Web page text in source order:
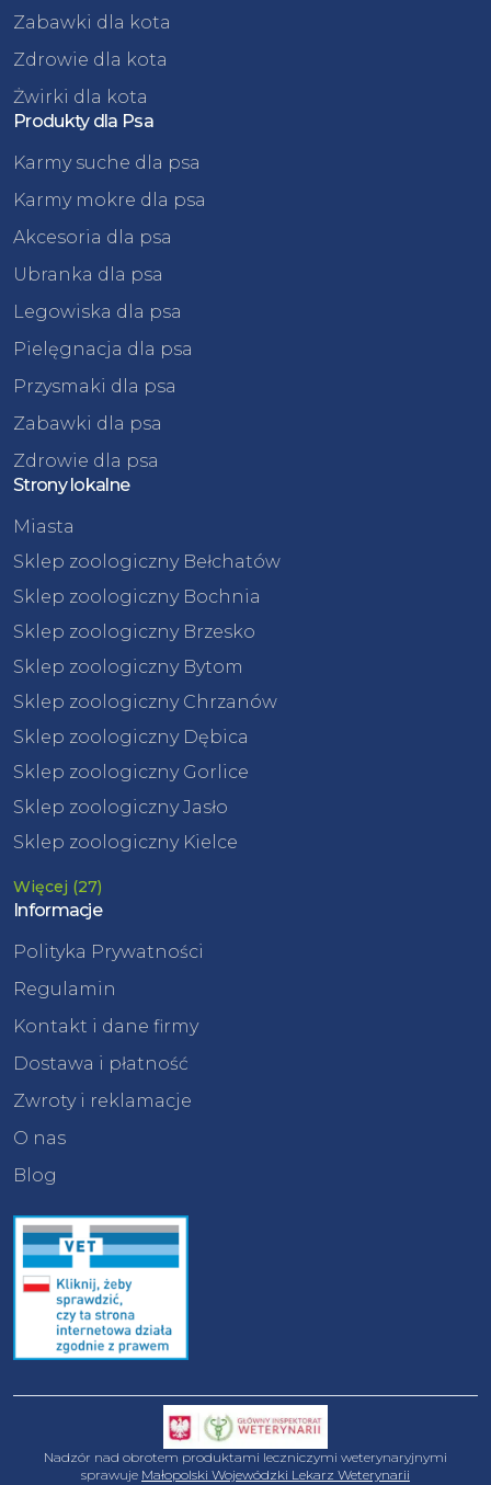
Zabawki dla kota
Zdrowie dla kota
Żwirki dla kota
Produkty dla Psa
Karmy suche dla psa
Karmy mokre dla psa
Akcesoria dla psa
Ubranka dla psa
Legowiska dla psa
Pielęgnacja dla psa
Przysmaki dla psa
Zabawki dla psa
Zdrowie dla psa
Strony lokalne
Miasta
Sklep zoologiczny Bełchatów
Sklep zoologiczny Bochnia
Sklep zoologiczny Brzesko
Sklep zoologiczny Bytom
Sklep zoologiczny Chrzanów
Sklep zoologiczny Dębica
Sklep zoologiczny Gorlice
Sklep zoologiczny Jasło
Sklep zoologiczny Kielce
Więcej (27)
Informacje
Polityka Prywatności
Regulamin
Kontakt i dane firmy
Dostawa i płatność
Zwroty i reklamacje
O nas
Blog
Nadzór nad obrotem produktami leczniczymi weterynaryjnymi
sprawuje Małopolski Wojewódzki Lekarz Weterynarii